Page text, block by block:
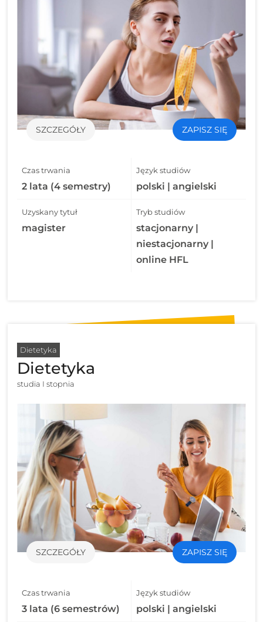
SZCZEGÓŁY ZAPISZ SIĘ
Czas trwania
2 lata (4 semestry)
Język studiów
polski | angielski
Uzyskany tytuł
magister
Tryb studiów
stacjonarny |
niestacjonarny |
online HFL
Dietetyka
Dietetyka
studia I stopnia
SZCZEGÓŁY ZAPISZ SIĘ
Czas trwania
3 lata (6 semestrów)
Język studiów
polski | angielski